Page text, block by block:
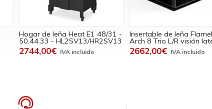
Hogar de leña Heat E1 48/31 -
50.44.33 - HL2SV13/HR2SV13
2744,00€
Insertable de leña
Arch 8 Trio L/R visión
2662,00€